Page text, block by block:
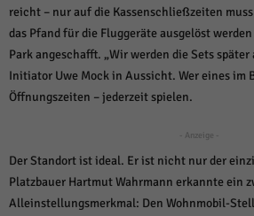
reicht – nur auf die Kassenschließzeiten
das Pfand für die Fluggeräte ausgelöst
Park angeschafft. „Wir werden die Sets
Initiator Uwe Mock in Aussicht. Wer eines im
Öffnungszeiten – jederzeit spielen.
- Anzeige -
Der Standort ist ideal. Er ist nicht nur der
Platzbauer Hartmut Wahrmann erkannte ein
Alleinstellungsmerkmal: Den Wohnmobil-